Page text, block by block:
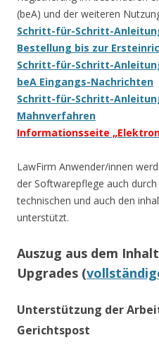
(beA) und der weiteren
Schritt-für-Schritt-
Bestellung bis zur
Schritt-für-Schritt-
beA Eingangs-Nachrichten
Schritt-für-Schritt-
Mahnverfahren
Informationsseite
LawFirm Anwender/innen
der Softwarepflege auch
technischen und auch den
unterstützt.
Auszug aus dem
Upgrades (
Unterstützung der
Gerichtspost